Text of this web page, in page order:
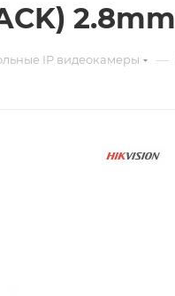
2.8mm
IP видеокамеры —